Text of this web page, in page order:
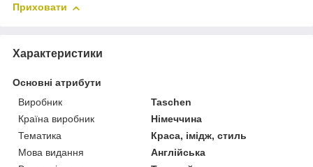
Приховати
Характеристики
Основні атрибути
Виробник
Taschen
Країна виробник
Німеччина
Тематика
Краса, імідж, стиль
Мова видання
Англійська